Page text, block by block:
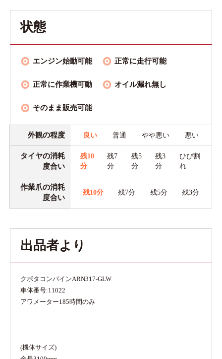
状態
エンジン始動可能 正常に走行可能
正常に作業機可動 オイル漏れ無し
そのまま販売可能
外観の程度 良い 普通 やや悪い 悪い
タイヤの消耗
度合い
残10
分
残7
分
残5
分
残3
分
ひび割
れ
作業爪の消耗
度合い
残10分 残7分 残5分 残3分
出品者より
クボタコンバインARN317-GLW
車体番号:11022
アワメーター185時間のみ
(機体サイズ)